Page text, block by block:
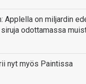
Applella on miljardin
odottamassa
nyt myös Paintissa